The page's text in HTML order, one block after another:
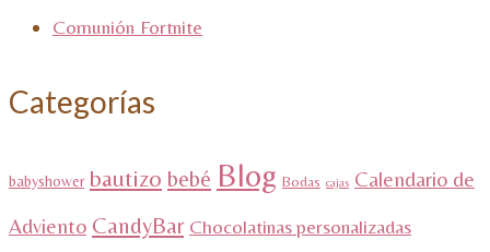
Comunión Fortnite
Categorías
babyshower bautizo bebé Blog Bodas cajas Calendario de
Adviento CandyBar Chocolatinas personalizadas